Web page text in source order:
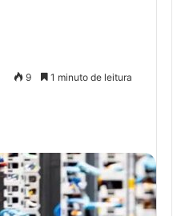
9 1 minuto de leitura